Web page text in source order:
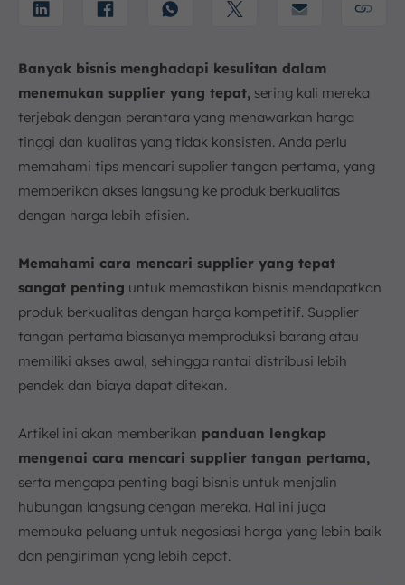
f. Pahami Kebijakan Retur dan Refund
6. Kesimpulan
FAQ:
Banyak bisnis menghadapi kesulitan dalam
menemukan supplier yang tepat, sering kali mereka
terjebak dengan perantara yang menawarkan harga
tinggi dan kualitas yang tidak konsisten. Anda perlu
memahami tips mencari supplier tangan pertama, yang
memberikan akses langsung ke produk berkualitas
dengan harga lebih efisien.
Memahami cara mencari supplier yang tepat
sangat penting untuk memastikan bisnis mendapatkan
produk berkualitas dengan harga kompetitif. Supplier
tangan pertama biasanya memproduksi barang atau
memiliki akses awal, sehingga rantai distribusi lebih
pendek dan biaya dapat ditekan.
Artikel ini akan memberikan panduan lengkap
mengenai cara mencari supplier tangan pertama,
serta mengapa penting bagi bisnis untuk menjalin
hubungan langsung dengan mereka. Hal ini juga
membuka peluang untuk negosiasi harga yang lebih baik
dan pengiriman yang lebih cepat.